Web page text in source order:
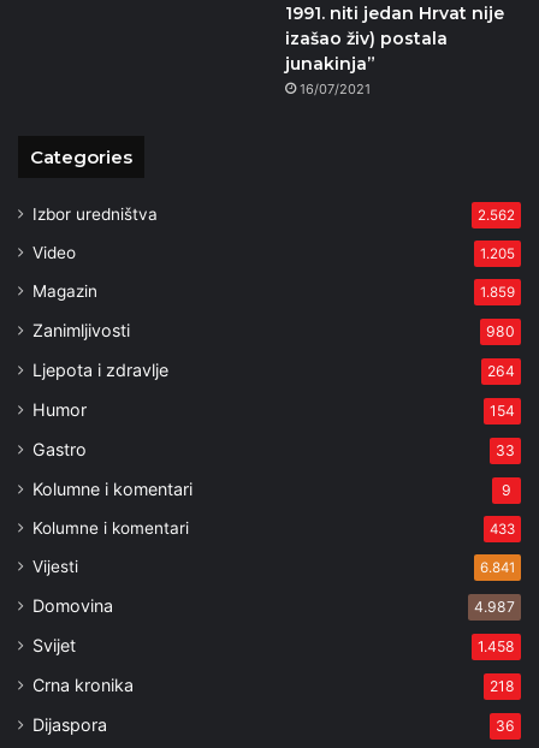
1991. niti jedan Hrvat nije
izašao živ) postala
junakinja”
16/07/2021
Categories
Izbor uredništva 2.562
Video 1.205
Magazin 1.859
Zanimljivosti 980
Ljepota i zdravlje 264
Humor 154
Gastro 33
Kolumne i komentari 9
Kolumne i komentari 433
Vijesti 6.841
Domovina 4.987
Svijet 1.458
Crna kronika 218
Dijaspora 36